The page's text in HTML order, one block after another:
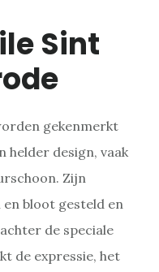
Sint
gekenmerkt
helder design, vaak
Zijn
bloot gesteld en
de speciale
de expressie, het